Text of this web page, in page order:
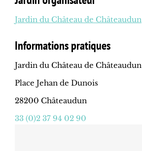
Jardin du Château de Châteaudun
Informations pratiques
Jardin du Château de Châteaudun
Place Jehan de Dunois
28200 Châteaudun
33 (0)2 37 94 02 90